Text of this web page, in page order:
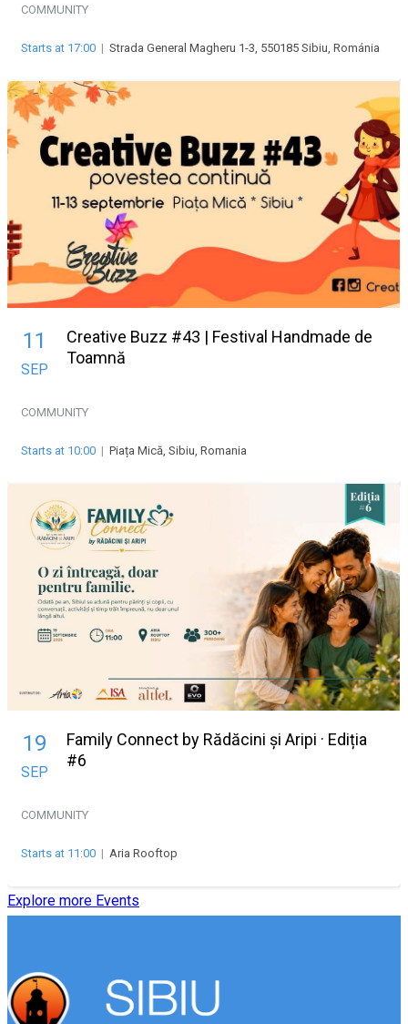
COMMUNITY
Starts at 17:00 | Strada General Magheru 1-3, 550185 Sibiu, Románia
11
SEP
Creative Buzz #43 | Festival Handmade de
Toamnă
COMMUNITY
Starts at 10:00 | Piața Mică, Sibiu, Romania
19
SEP
Family Connect by Rădăcini și Aripi · Ediția
#6
COMMUNITY
Starts at 11:00 | Aria Rooftop
Explore more Events